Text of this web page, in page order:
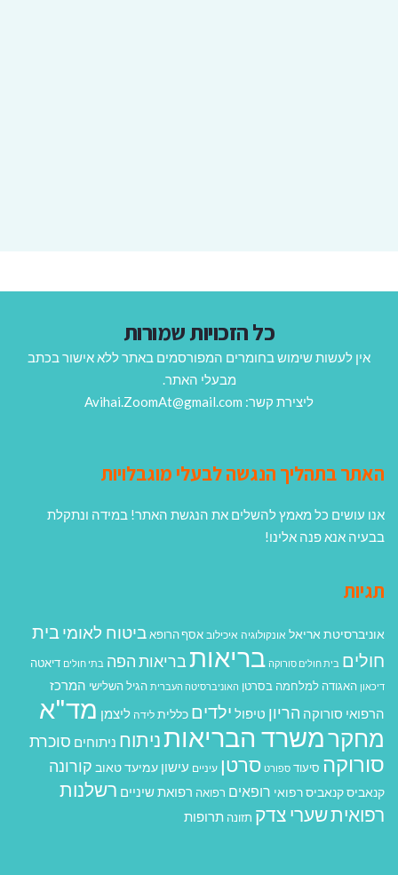
כל הזכויות שמורות
אין לעשות שימוש בחומרים המפורסמים באתר ללא אישור בכתב
מבעלי האתר.
ליצירת קשר: Avihai.ZoomAt@gmail.com
האתר בתהליך הנגשה לבעלי מוגבלויות
אנו עושים כל מאמץ להשלים את הנגשת האתר! במידה ונתקלת
בבעיה אנא פנה אלינו!
תגיות
אוניברסיטת אריאל אונקולוגיה איכילוב אסף הרופא ביטוח לאומיבית
חולים בית חולים סורוקה בריאותבריאות הפה בתי חולים דיאטה
דיכאון האגודה למלחמה בסרטן האוניברסיטה העברית הגיל השלישי המרכז
הרפואי סורוקה הריון טיפול ילדים כללית לידה ליצמן מד"א
מחקרמשרד הבריאותניתוח ניתוחים סוכרת
סורוקה סיעוד ספורט סרטן עיניים עישון עמיעד טאוב קורונה
קנאביסקנאביס רפואי רופאים רפואה רפואת שיניים רשלנות
רפואיתשערי צדק תזונה תרופות